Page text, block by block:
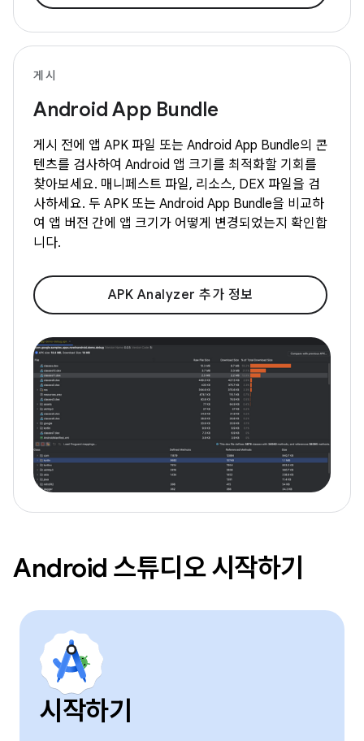
게시
Android App Bundle
게시 전에 앱 APK 파일 또는 Android App Bundle의 콘
텐츠를 검사하여 Android 앱 크기를 최적화할 기회를
찾아보세요. 매니페스트 파일, 리소스, DEX 파일을 검
사하세요. 두 APK 또는 Android App Bundle을 비교하
여 앱 버전 간에 앱 크기가 어떻게 변경되었는지 확인합
니다.
APK Analyzer 추가 정보
Android 스튜디오 시작하기
시작하기